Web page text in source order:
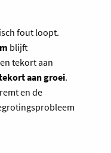
fout loopt.
blijft
tekort aan
aan groei.
en de